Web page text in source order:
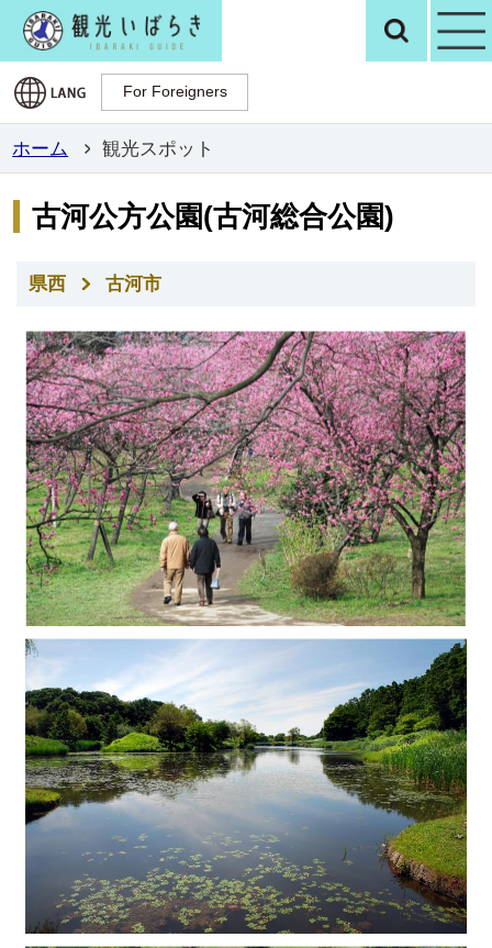
観光いばらき検
For Foreigners
For Foreigners
ホーム 観光スポット
古河公方公園(古河総合公園)
県西 古河市